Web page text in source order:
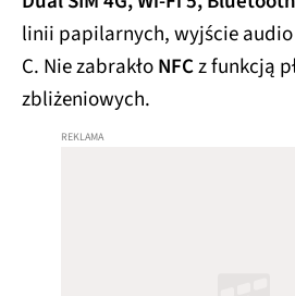
linii papilarnych, wyjście
C. Nie zabrakłoNFCz funkcją
zbliżeniowych.